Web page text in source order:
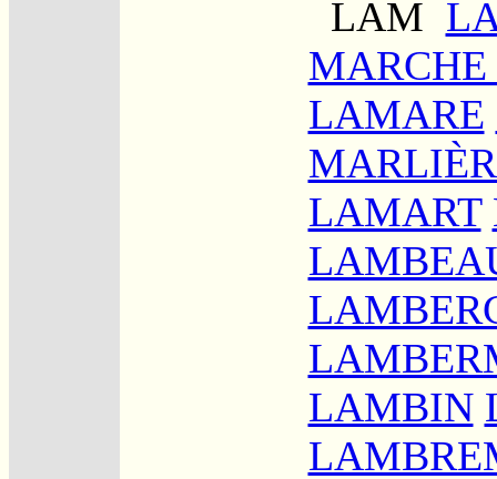
LAM
MARCHE
LAMARE
LAMART
LAMBIN